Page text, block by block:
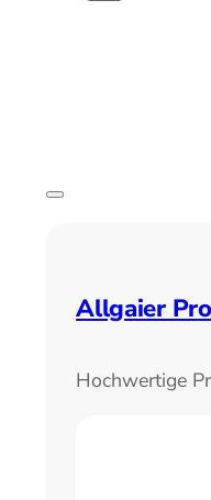
Allgaier
Hochwertige